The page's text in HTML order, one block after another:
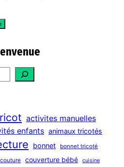
activites manuelles
enfants animaux tricotés
bonnet bonnet tricoté
couture couverture bébé cuisine